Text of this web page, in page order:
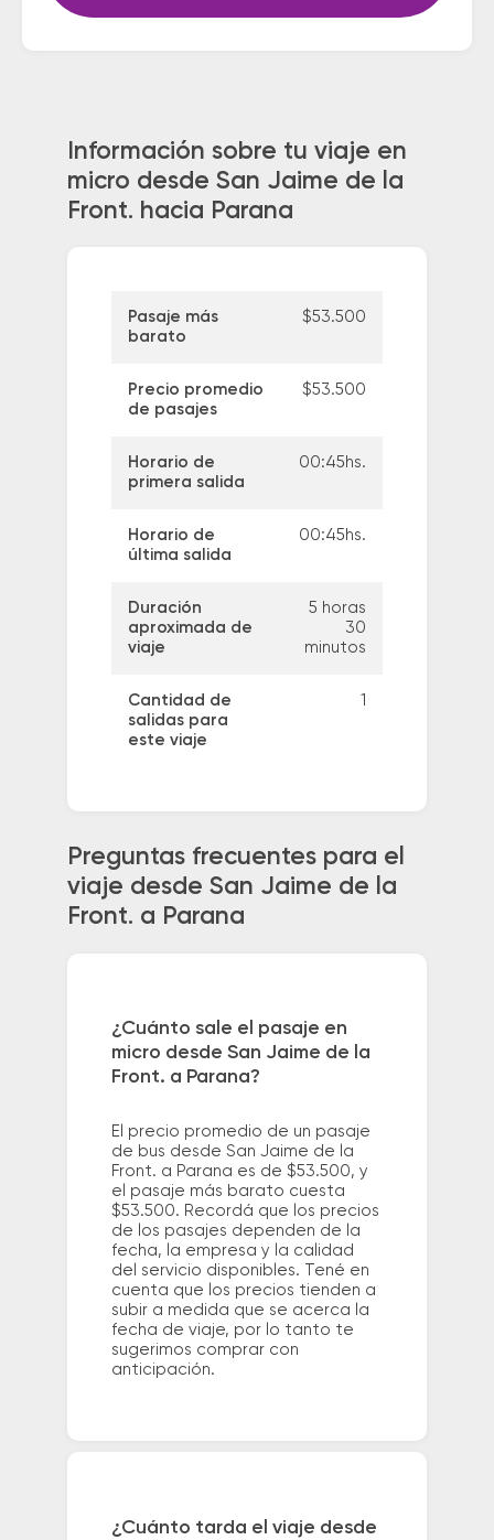
Información sobre tu viaje en
micro desde San Jaime de la
Front. hacia Parana
Pasaje más
barato
$53.500
Precio promedio
de pasajes
$53.500
Horario de
primera salida
00:45hs.
Horario de
última salida
00:45hs.
Duración
aproximada de
viaje
5 horas
30
minutos
Cantidad de
salidas para
este viaje
1
Preguntas frecuentes para el
viaje desde San Jaime de la
Front. a Parana
¿Cuánto sale el pasaje en
micro desde San Jaime de la
Front. a Parana?
El precio promedio de un pasaje
de bus desde San Jaime de la
Front. a Parana es de $53.500, y
el pasaje más barato cuesta
$53.500. Recordá que los precios
de los pasajes dependen de la
fecha, la empresa y la calidad
del servicio disponibles. Tené en
cuenta que los precios tienden a
subir a medida que se acerca la
fecha de viaje, por lo tanto te
sugerimos comprar con
anticipación.
¿Cuánto tarda el viaje desde